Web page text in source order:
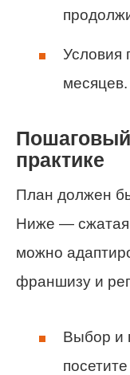
Условия
месяцев.
Пошаговый
практике
План должен
Ниже — сжатая
можно
франшизу и
Выбор и